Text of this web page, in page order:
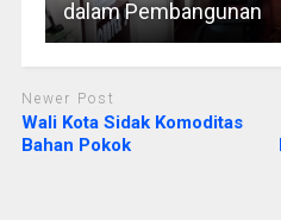
dalam Pembangunan
Newer Post
Wali Kota Sidak Komoditas
Bahan Pokok